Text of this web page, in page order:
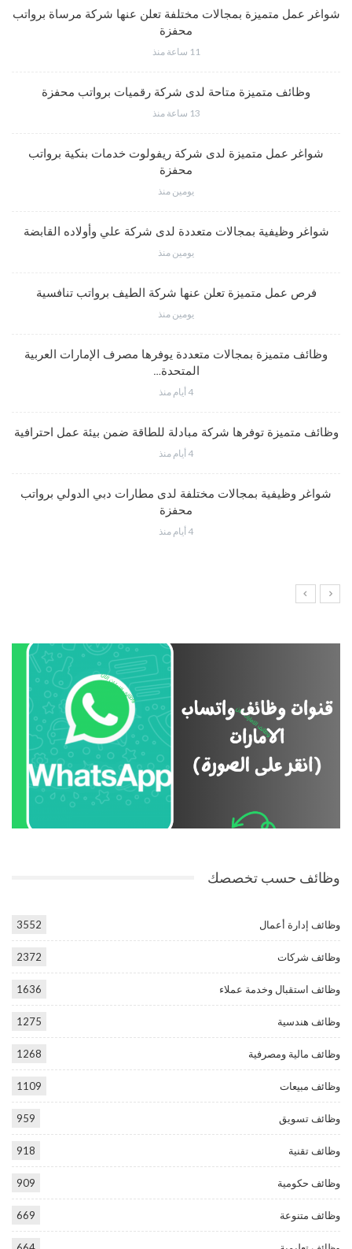
شواغر عمل متميزة بمجالات مختلفة تعلن عنها شركة مرساة برواتب
محفزة
11 ساعة منذ
وظائف متميزة متاحة لدى شركة رقميات برواتب محفزة
13 ساعة منذ
شواغر عمل متميزة لدى شركة ريفولوت خدمات بنكية برواتب
محفزة
يومين منذ
شواغر وظيفية بمجالات متعددة لدى شركة علي وأولاده القابضة
يومين منذ
فرص عمل متميزة تعلن عنها شركة الطيف برواتب تنافسية
يومين منذ
وظائف متميزة بمجالات متعددة يوفرها مصرف الإمارات العربية
المتحدة…
4 أيام منذ
وظائف متميزة توفرها شركة مبادلة للطاقة ضمن بيئة عمل احترافية
4 أيام منذ
شواغر وظيفية بمجالات مختلفة لدى مطارات دبي الدولي برواتب
محفزة
4 أيام منذ
وظائف حسب تخصصك
وظائف إدارة أعمال 3552
وظائف شركات 2372
وظائف استقبال وخدمة عملاء 1636
وظائف هندسية 1275
وظائف مالية ومصرفية 1268
وظائف مبيعات 1109
وظائف تسويق 959
وظائف تقنية 918
وظائف حكومية 909
وظائف متنوعة 669